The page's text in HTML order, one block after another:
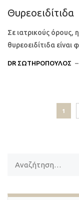
Θυρεοειδίτιδα
Σε ιατρικούς όρους,
θυρεοειδίτιδα είναι
DR ΣΩΤΗΡΌΠΟΥΛΟΣ
1